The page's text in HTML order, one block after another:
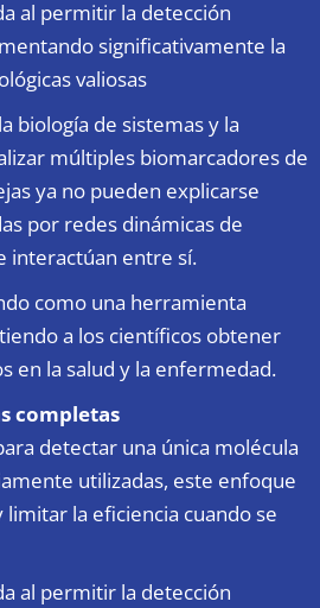
al permitir la detección
significativamente la
valiosas
biología de sistemas y la
múltiples biomarcadores de
ya no pueden explicarse
por redes dinámicas de
interactúan entre sí.
como una herramienta
a los científicos obtener
en la salud y la enfermedad.
completas
detectar una única molécula
utilizadas, este enfoque
la eficiencia cuando se
al permitir la detección